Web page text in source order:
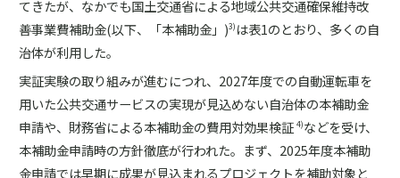
てきたが、なかでも国土交通省による地域公共交通確保維持改
善事業費補助金(以下、「本補助金」)3) は表1のとおり、多くの自
治体が利用した。
実証実験の取り組みが進むにつれ、2027年度での自動運転車を
用いた公共交通サービスの実現が見込めない自治体の本補助金
申請や、財務省による本補助金の費用対効果検証4)などを受け、
本補助金申請時の方針徹底が行われた。まず、2025年度本補助
金申請では早期に成果が見込まれるプロジェクトを補助対象と